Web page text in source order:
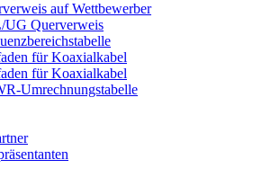
auf Wettbewerber
UG Querverweis
für Koaxialkabel
für Koaxialkabel
Umrechnungstabelle